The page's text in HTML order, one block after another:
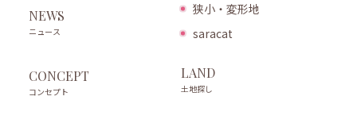
NEWS
ニュース
CONCEPT
コンセプト
狭小・変形地
saracat
LAND
土地探し